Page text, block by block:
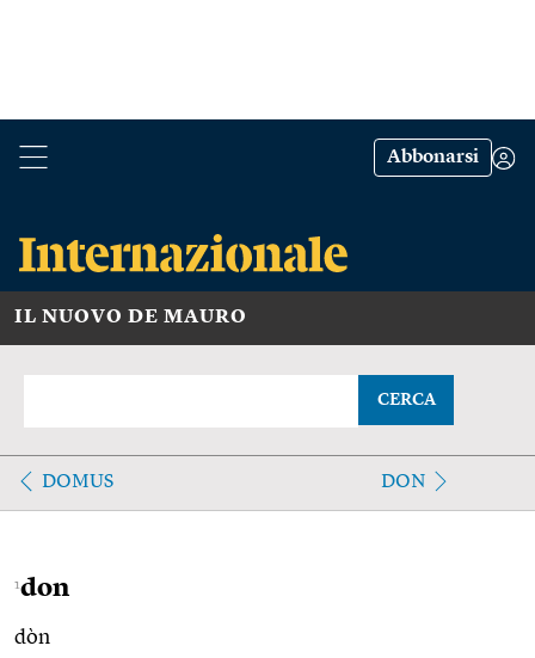
Abbonarsi
IL NUOVO DE MAURO
CERCA
DOMUS DON
1don
dòn